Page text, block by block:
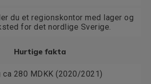
du et regionskontor med lager og
for det nordlige Sverige.
Hurtige fakta
280 MDKK (2020/2021)